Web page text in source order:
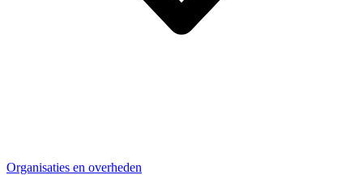
Organisaties en overheden